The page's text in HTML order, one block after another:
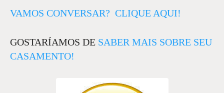
VAMOS CONVERSAR? CLIQUE AQUI!
GOSTARÍAMOS DE SABER MAIS SOBRE SEU
CASAMENTO!